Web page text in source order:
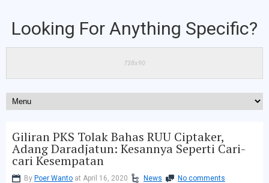
Looking For Anything Specific?
Giliran PKS Tolak Bahas RUU Ciptaker,
Adang Daradjatun: Kesannya Seperti Cari-
cari Kesempatan
By Poer Wanto at April 16, 2020 News No comments